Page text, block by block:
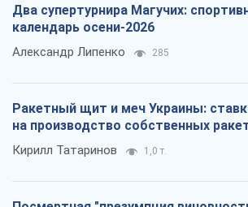
Два супертурнира Магучих:
календарь осени-2026
Александр Липенко 285
Ракетный щит и меч Украины:
на производство собственных
Кирилл Татаринов 1,0 т.